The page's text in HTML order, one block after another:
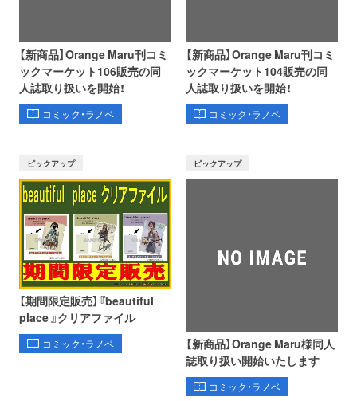
【新商品】Orange Maru刊コミ
ックマーケット106販売の同
人誌取り扱いを開始！
コミック・ラノベ
【新商品】Orange Maru刊コミ
ックマーケット104販売の同
人誌取り扱いを開始！
コミック・ラノベ
ピックアップ
【期間限定販売】『beautiful
place 』クリアファイル
コミック・ラノベ
ピックアップ
【新商品】Orange Maru様同人
誌取り扱い開始いたします
コミック・ラノベ